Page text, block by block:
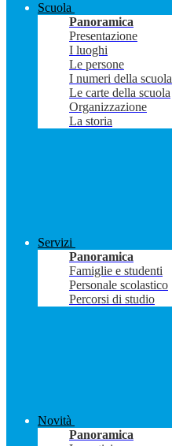
Scuola
Panoramica
Presentazione
I luoghi
Le persone
I numeri della scuola
Le carte della scuola
Organizzazione
La storia
Servizi
Panoramica
Famiglie e studenti
Personale scolastico
Percorsi di studio
Novità
Panoramica